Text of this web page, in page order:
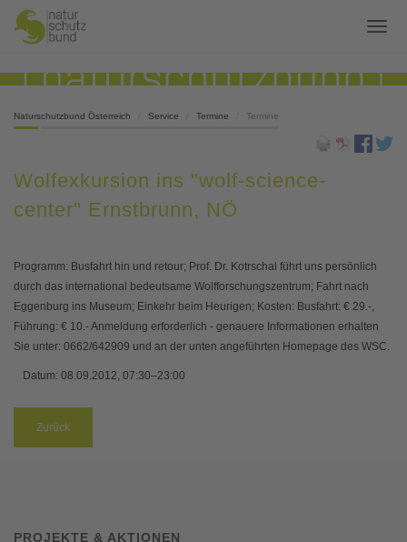
Naturschutzbund Österreich Service Termine Termine
Wolfexkursion ins "wolf-science-
center" Ernstbrunn, NÖ
Programm: Busfahrt hin und retour; Prof. Dr. Kotrschal führt uns persönlich
durch das international bedeutsame Wolfforschungszentrum; Fahrt nach
Eggenburg ins Museum; Einkehr beim Heurigen; Kosten: Busfahrt: € 29.-,
Führung: € 10.- Anmeldung erforderlich - genauere Informationen erhalten
Sie unter: 0662/642909 und an der unten angeführten Homepage des WSC.
Datum: 08.09.2012, 07:30–23:00
Zurück
PROJEKTE & AKTIONEN